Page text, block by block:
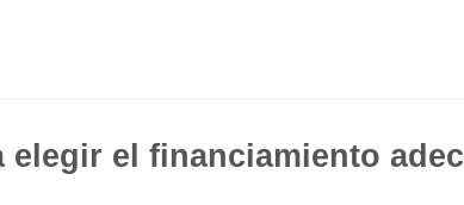
elegir el financiamiento